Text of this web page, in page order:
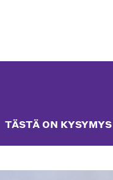
TÄSTÄ ON KYSYMYS